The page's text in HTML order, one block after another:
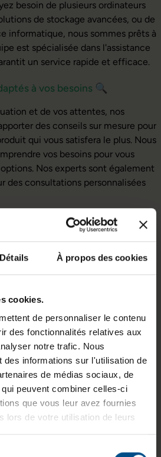
Détails À propos des cookies
cookies.
de personnaliser le contenu
des fonctionnalités relatives aux
notre trafic. Nous
des informations sur l'utilisation de
de médias sociaux, de
peuvent combiner celles-ci
que vous leur avez fournies
lors de votre utilisation de leurs
besoin de plusieurs ordinateurs
de stockage avancées, ou de
informatique, nous sommes prêts à
est spécialisée dans l'assistance
un service rapide et efficace.
à vos besoins 🔍
et de vos attentes, nos
des conseils sur mesure pour
qui vous satisfera le plus. Nous
vos besoins pour vous
Nos experts sont également
des consultations personnalisées
de réparation AfB🛠️
besoins en matière de réparation et
Que ce soit pour un diagnostic
de sauvegarde de données, nous
efficaces et fiables.
de vos équipements, tout en
et de qualité. Pour en
de réparation, c'est ici !
de